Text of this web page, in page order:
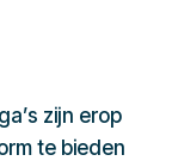
zijn erop
te bieden